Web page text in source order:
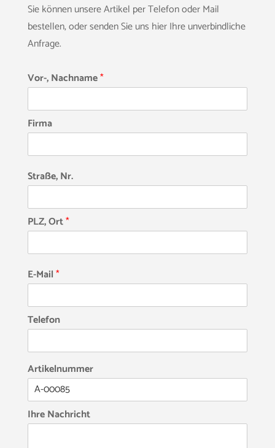
Sie können unsere Artikel per Telefon oder Mail
bestellen, oder senden Sie uns hier Ihre unverbindliche
Anfrage.
Vor-, Nachname*
Firma
Straße, Nr.
PLZ, Ort*
E-Mail*
Telefon
Artikelnummer
Ihre Nachricht